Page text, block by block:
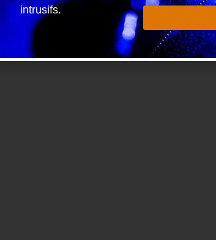
intrusifs.